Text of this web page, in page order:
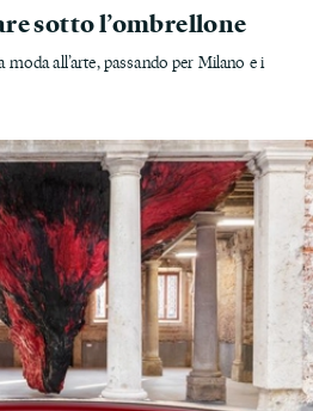
sotto l’ombrellone
all’arte, passando per Milano e i